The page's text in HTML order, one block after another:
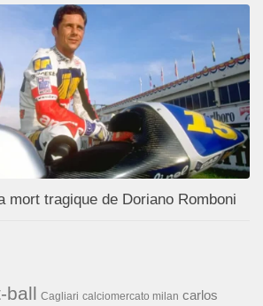
mort tragique de Doriano Romboni
ball Cagliari calciomercato milan carlos